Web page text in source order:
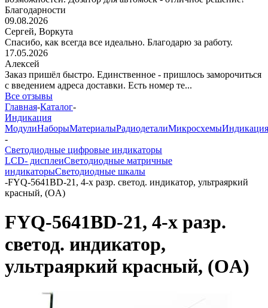
Благодарности
09.08.2026
Сергей, Воркута
Спасибо, как всегда все идеально. Благодарю за работу.
17.05.2026
Алексей
Заказ пришёл быстро. Единственное - пришлось заморочиться
с введением адреса доставки. Есть номер те...
Все отзывы
Главная-Каталог-
Индикация
МодулиНаборыМатериалыРадиодеталиМикросхемыИндикация
-
Светодиодные цифровые индикаторы
LCD- дисплеиСветодиодные матричные
индикаторыСветодиодные шкалы
-FYQ-5641BD-21, 4-х разр. светод. индикатор, ультраяркий
красный, (ОA)
FYQ-5641BD-21, 4-х разр.
светод. индикатор,
ультраяркий красный, (ОA)